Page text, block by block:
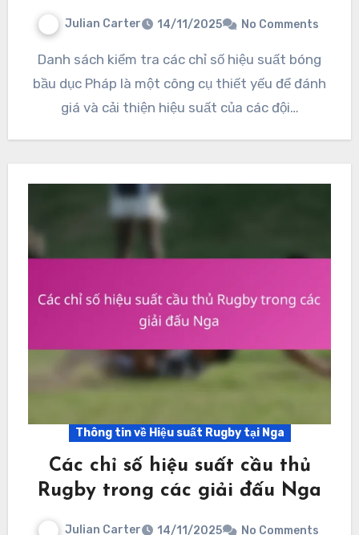
Julian Carter 14/11/2025 No Comments
Danh sách kiểm tra các chỉ số hiệu suất bóng
bầu dục Pháp là một công cụ thiết yếu để đánh
giá và cải thiện hiệu suất của các đội…
Thông tin về Hiệu suất Rugby tại Nga
Các chỉ số hiệu suất cầu thủ
Rugby trong các giải đấu Nga
Julian Carter 14/11/2025 No Comments